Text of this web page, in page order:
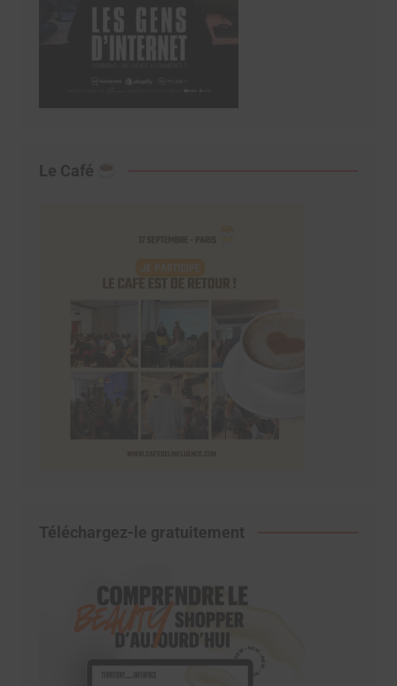
Le Café
Téléchargez-le gratuitement